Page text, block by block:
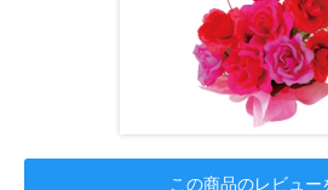
この商品のレビュー